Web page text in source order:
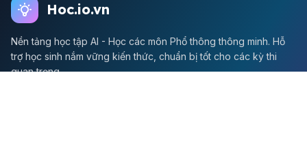
Hoc.io.vn
Nền tảng học tập AI - Học các môn Phổ thông thông minh. Hỗ
trợ học sinh nắm vững kiến thức, chuẩn bị tốt cho các kỳ thi
quan trọng.